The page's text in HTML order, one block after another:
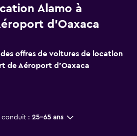
Alamo à
d'Oaxaca
offres de voitures de location
de Aéroport d'Oaxaca
conduit : 25-65 ans